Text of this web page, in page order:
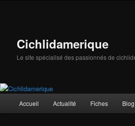
Cichlidamerique
Le site spécialisé des passionnés de
principal
Accueil Actualité Fiches Blog